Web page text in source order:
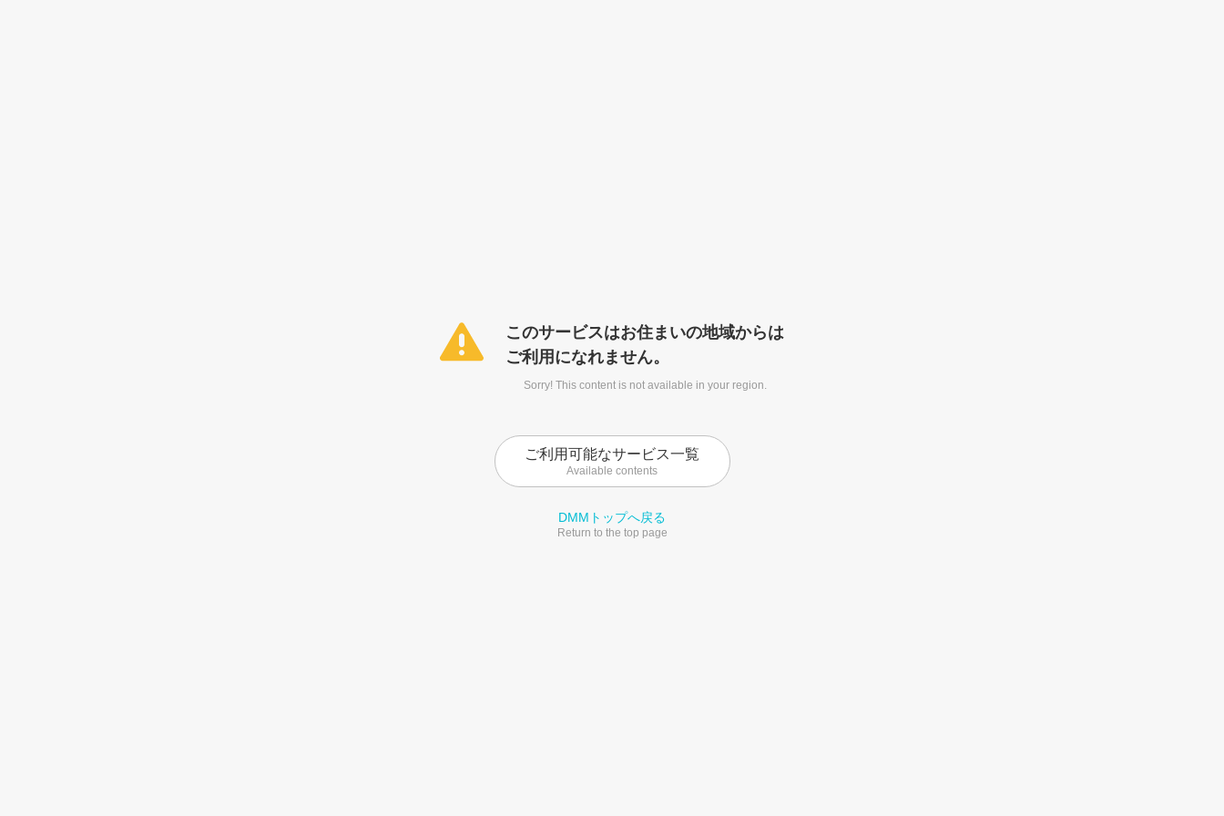
このサービスはお住まいの地域からは
ご利用になれません。
Sorry! This content is not available in your region.
ご利用可能なサービス一覧
Available contents
DMMトップへ戻る
Return to the top page